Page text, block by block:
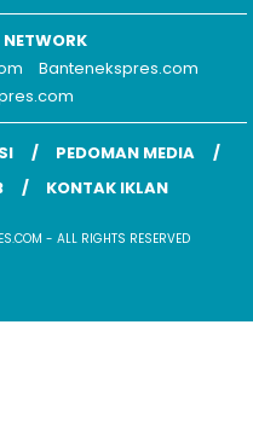
NETWORK
Bantenekspres.com
PEDOMAN MEDIA
KONTAK IKLAN
- ALL RIGHTS RESERVED